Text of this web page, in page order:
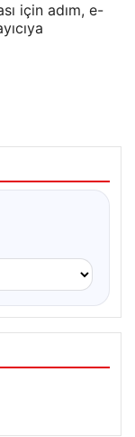
için adım, e-